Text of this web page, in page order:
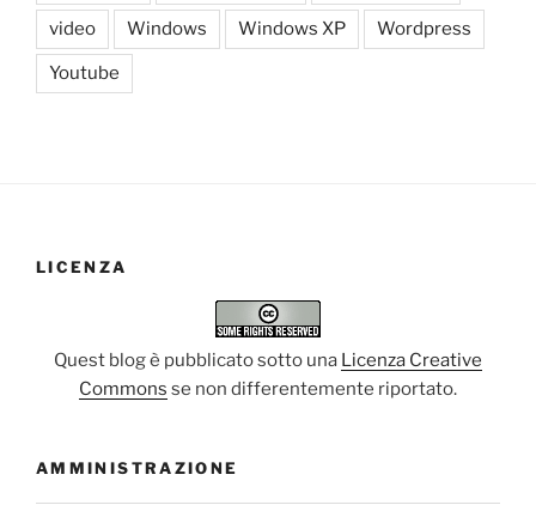
video Windows Windows XP Wordpress
Youtube
LICENZA
Quest blog è pubblicato sotto una Licenza Creative
Commons se non differentemente riportato.
AMMINISTRAZIONE